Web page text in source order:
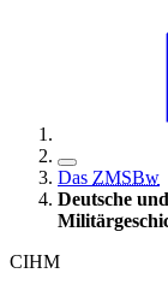
Das ZMSBw
Deutsche
CIHM